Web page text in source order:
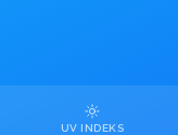
UV INDEKS